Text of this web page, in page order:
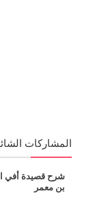
المشاركات
شرح قصيدة أفي
بن معمر